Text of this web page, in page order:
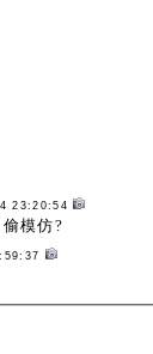
23:20:54
模仿?